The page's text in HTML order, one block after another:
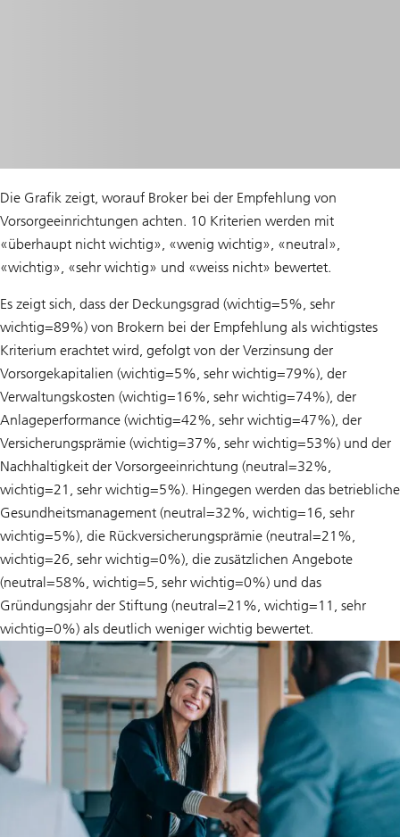
Die Grafik zeigt, worauf Broker bei der Empfehlung von
Vorsorgeeinrichtungen achten. 10 Kriterien werden mit
«überhaupt nicht wichtig», «wenig wichtig», «neutral»,
«wichtig», «sehr wichtig» und «weiss nicht» bewertet.
Es zeigt sich, dass der Deckungsgrad (wichtig=5%, sehr
wichtig=89%) von Brokern bei der Empfehlung als wichtigstes
Kriterium erachtet wird, gefolgt von der Verzinsung der
Vorsorgekapitalien (wichtig=5%, sehr wichtig=79%), der
Verwaltungskosten (wichtig=16%, sehr wichtig=74%), der
Anlageperformance (wichtig=42%, sehr wichtig=47%), der
Versicherungsprämie (wichtig=37%, sehr wichtig=53%) und der
Nachhaltigkeit der Vorsorgeeinrichtung (neutral=32%,
wichtig=21, sehr wichtig=5%). Hingegen werden das betriebliche
Gesundheitsmanagement (neutral=32%, wichtig=16, sehr
wichtig=5%), die Rückversicherungsprämie (neutral=21%,
wichtig=26, sehr wichtig=0%), die zusätzlichen Angebote
(neutral=58%, wichtig=5, sehr wichtig=0%) und das
Gründungsjahr der Stiftung (neutral=21%, wichtig=11, sehr
wichtig=0%) als deutlich weniger wichtig bewertet.